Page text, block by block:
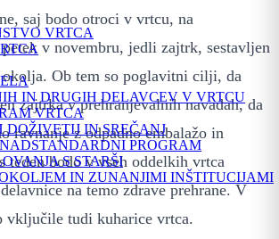
VRTCA
IN DRUGIH DELAVCEV V VRTCU
VRTCA
DOŽIVETIJ IN SREČANJ
PROGRAM
S STARŠI
IN ZUNANJIMI INŠTITUCIJAMI
saj bodo otroci v vrtcu, na
v novembru, jedli zajtrk, sestavljen
Ob tem so poglavitni cilji, da
zajtrka v prehranjevalnih navadah, da
ravnanje z odpadno embalažo in
teden bodo v vseh oddelkih vrtca
na temo zdrave prehrane. V
vključile tudi kuharice vrtca.